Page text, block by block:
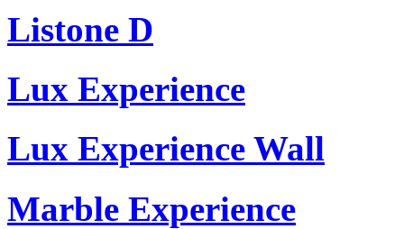
Listone D
Lux Experience
Lux Experience Wall
Marble Experience